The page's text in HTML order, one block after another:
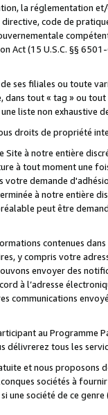
la réglementation
code de
Act (15 U.S.C. §§
ses filiales ou toute
dans tout « tag » ou
liste non exhaustive
droits de propriété
à notre entière
à tout moment une
votre demande
à notre entière
peut être
contenues
y compris votre
envoyer des
à l’adresse
communications
au
délivrerez tous les
et nous proposons
sociétés à
une société de ce